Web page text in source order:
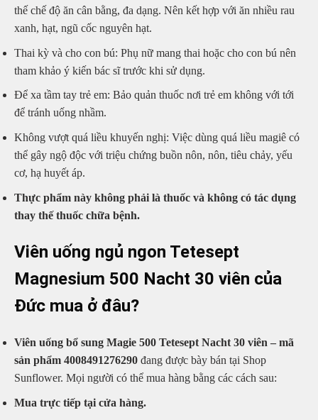
thế chế độ ăn cân bằng, đa dạng. Nên kết hợp với ăn nhiều rau
xanh, hạt, ngũ cốc nguyên hạt.
Thai kỳ và cho con bú: Phụ nữ mang thai hoặc cho con bú nên
tham khảo ý kiến bác sĩ trước khi sử dụng.
Để xa tầm tay trẻ em: Bảo quản thuốc nơi trẻ em không với tới
để tránh uống nhầm.
Không vượt quá liều khuyến nghị: Việc dùng quá liều magiê có
thể gây ngộ độc với triệu chứng buồn nôn, nôn, tiêu chảy, yếu
cơ, hạ huyết áp.
Thực phẩm này không phải là thuốc và không có tác dụng
thay thế thuốc chữa bệnh.
Viên uống ngủ ngon Tetesept
Magnesium 500 Nacht 30 viên của
Đức mua ở đâu?
Viên uống bổ sung Magie 500 Tetesept Nacht 30 viên – mã
sản phẩm 4008491276290 đang được bày bán tại Shop
Sunflower. Mọi người có thể mua hàng bằng các cách sau:
Mua trực tiếp tại cửa hàng.